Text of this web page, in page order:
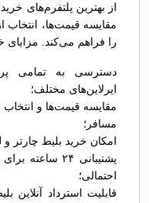
از بهترین پلتفرم‌های
مقایسه قیمت‌ها، انتخاب
را فراهم می‌کند. مزایای
دسترسی به تمامی
ایرلاین‌های مختلف؛
مقایسه قیمت‌ها و انتخاب
مسافر؛
امکان خرید بلیط چارتر
پشتیبانی ۲۴
احتمالی؛
قابلیت استرداد آنلاین